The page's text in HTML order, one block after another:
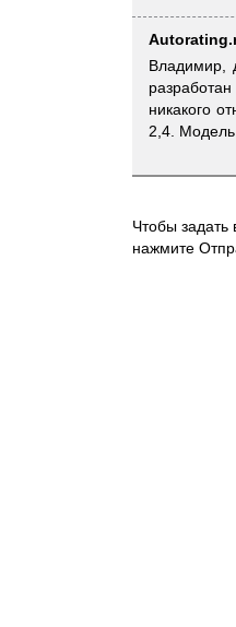
Владимир,
никакого
2,4. Модель
Чтобы задать
нажмите